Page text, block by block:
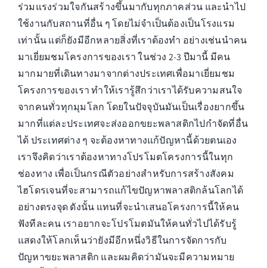
ร่วมแรงร่วมใจกันสร้างขึ้นมากับทุกภาคส่วน และนำไป
ใช้งานกับสถานที่อื่น ๆ โดยไม่จำเป็นต้องเป็นโรงแรม
เท่านั้น แต่ก็ยังมีอีกหลายสิ่งที่เราต้องทำ อย่างเช่นนำคน
มาเยี่ยมชมโครงการของเรา ในช่วง 2-3 ปีมานี้ มีคน
มากมายที่เดินทางมาจากต่างประเทศเพื่อมาเยี่ยมชม
โครงการของเรา ทำให้เรารู้สึกว่าเราได้รับความสนใจ
จากคนทั่วทุกมุมโลก โดยในปัจจุบันมันเป็นเรื่องยากขึ้น
มากที่แต่ละประเทศจะส่งออกขยะพลาสติกไปกำจัดที่อื่น
ได้ ประเทศต่าง ๆ จะต้องหาทางแก้ปัญหานี้ด้วยตนเอง
เราจึงคิดว่าเราต้องหาทางโปรโมตโครงการนี้ในทุก
ช่องทาง เพื่อเป็นกรณีตัวอย่างสำหรับการสร้างสังคม
ไฮโดรเจนที่จะสามารถแก้ไขปัญหาพลาสติกล้นโลกได้
อย่างตรงจุด ดังนั้น แทนที่จะนำเสนอโครงการนี้ให้คน
ฟังทีละคน เราอยากจะโปรโมตมันให้คนทั่วไปได้รับรู้
แสดงให้โลกเห็นว่ายังมีอีกหนึ่งวิธีในการจัดการกับ
ปัญหาขยะพลาสติก และผมคิดว่ามันจะมีความหมาย